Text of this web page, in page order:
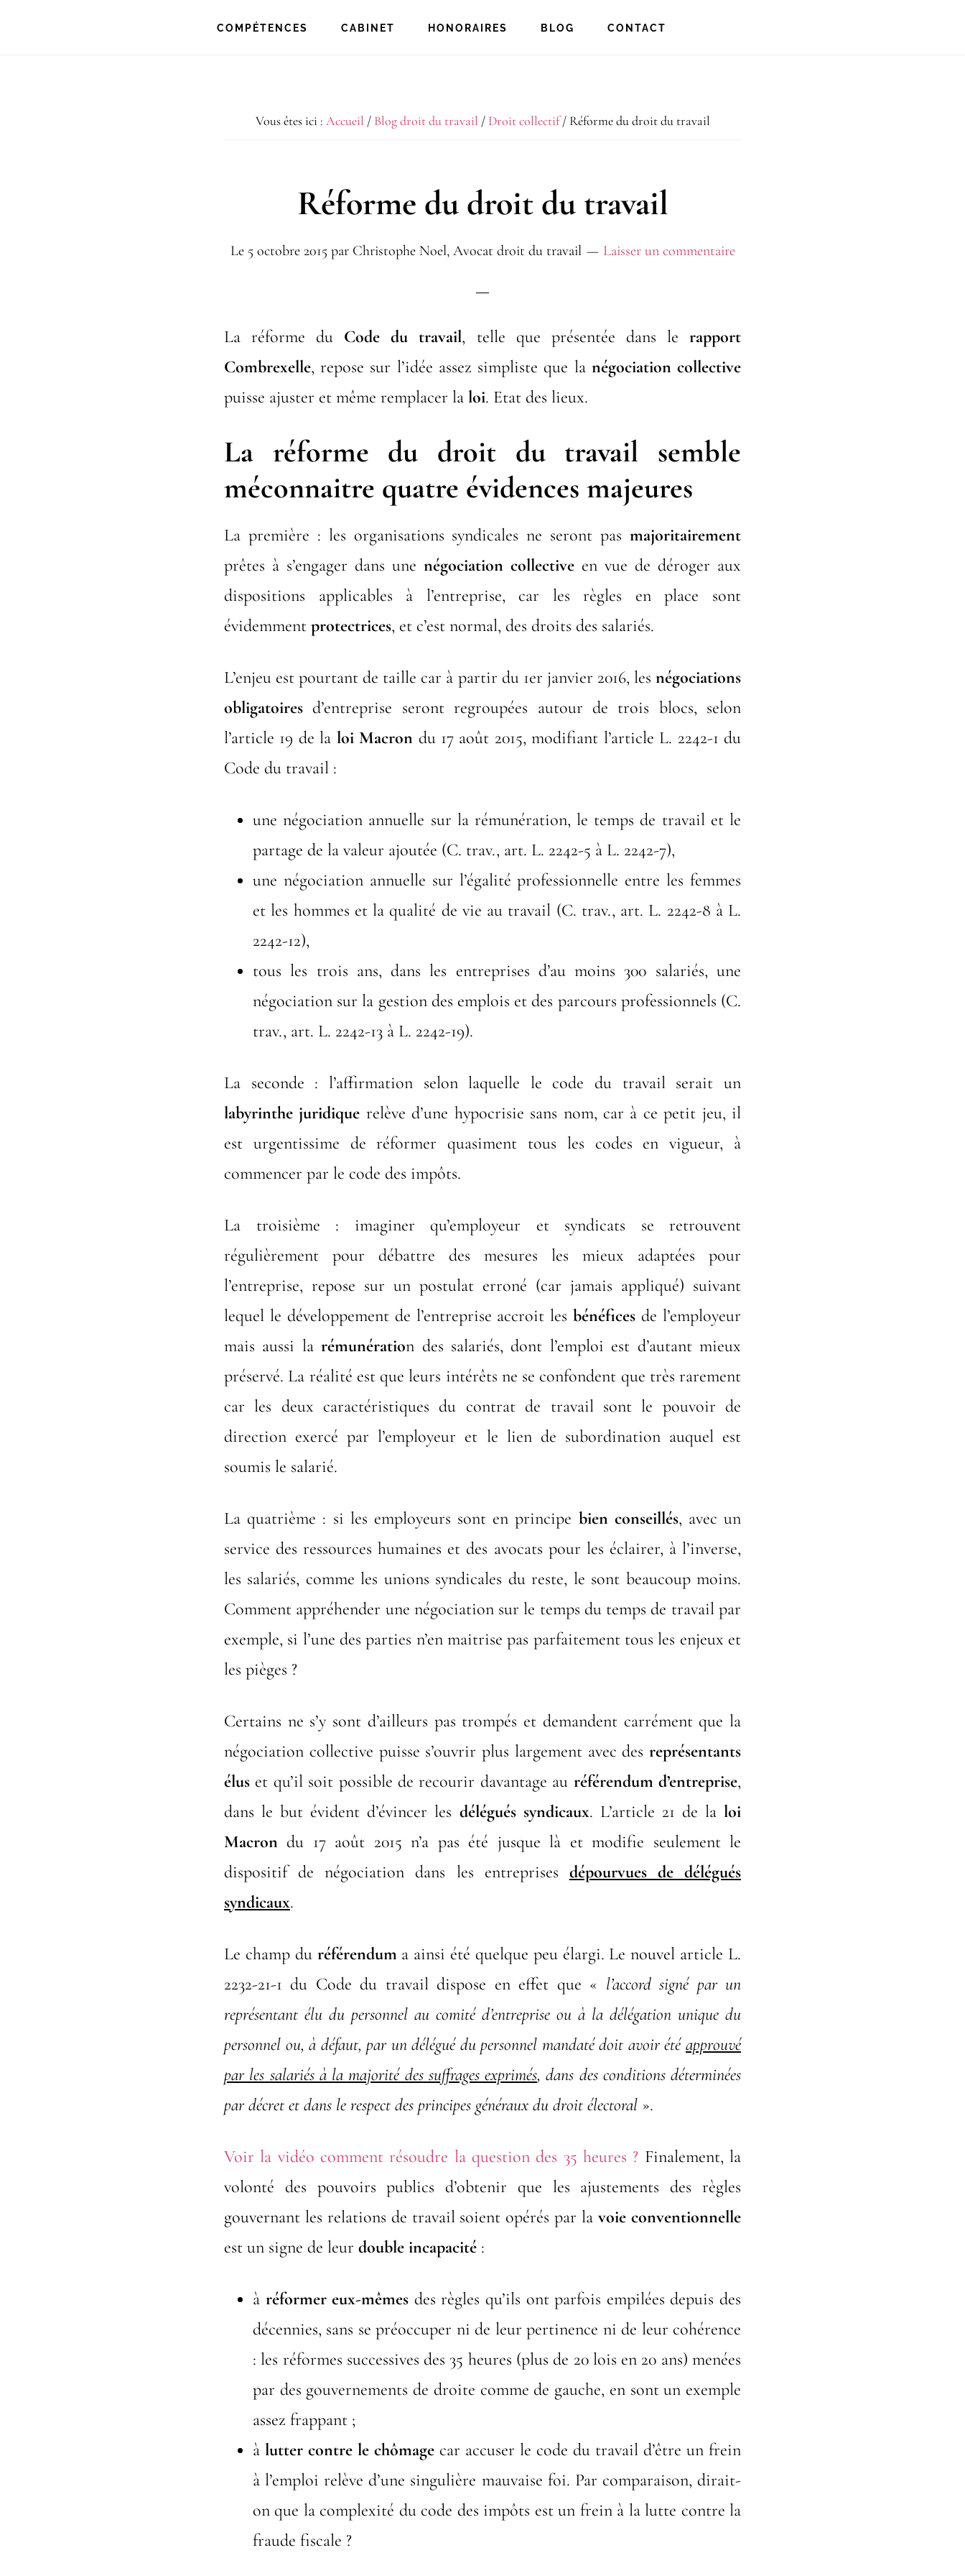
COMPÉTENCES CABINET HONORAIRES BLOG CONTACT
Vous êtes ici : Accueil / Blog droit du travail / Droit collectif /Réforme du droit du travail
Réforme du droit du travail
Le 5 octobre 2015 par Christophe Noel, Avocat droit du travail Laisser un commentaire
La réforme du Code du travail, telle que présentée dans lerapport
Combrexelle, repose sur l’idée assez simpliste que la négociation collective
puisse ajuster et même remplacer la loi. Etat des lieux.
La réforme du droit du travail semble
méconnaitre quatre évidences majeures
La première : les organisations syndicales ne seront pas majoritairement
prêtes à s’engager dans une négociation collective en vue de déroger aux
dispositions applicables à l’entreprise, car les règles en place sont
évidemment protectrices, et c’est normal, des droits des salariés.
L’enjeu est pourtant de taille car à partir du 1er janvier 2016, les négociations
obligatoires d’entreprise seront regroupées autour de trois blocs, selon
l’article 19 de la loi Macron du 17 août 2015, modifiant l’article L. 2242-1 du
Code du travail :
une négociation annuelle sur la rémunération, le temps de travail et le
partage de la valeur ajoutée (C. trav., art. L. 2242-5 à L. 2242-7),
une négociation annuelle sur l’égalité professionnelle entre les femmes
et les hommes et la qualité de vie au travail (C. trav., art. L. 2242-8 à L.
2242-12),
tous les trois ans, dans les entreprises d’au moins 300 salariés, une
négociation sur la gestion des emplois et des parcours professionnels (C.
trav., art. L. 2242-13 à L. 2242-19).
La seconde : l’affirmation selon laquelle le code du travail serait un
labyrinthe juridique relève d’une hypocrisie sans nom, car à ce petit jeu, il
est urgentissime de réformer quasiment tous les codes en vigueur, à
commencer par le code des impôts.
La troisième : imaginer qu’employeur et syndicats se retrouvent
régulièrement pour débattre des mesures les mieux adaptées pour
l’entreprise, repose sur un postulat erroné (car jamais appliqué) suivant
lequel le développement de l’entreprise accroit lesbénéfices de l’employeur
mais aussi larémunération des salariés, dont l’emploi est d’autant mieux
préservé. La réalité est que leurs intérêts ne se confondent que très rarement
car les deux caractéristiques du contrat de travail sont le pouvoir de
direction exercé par l’employeur et le lien de subordination auquel est
soumis le salarié.
La quatrième : si les employeurs sont en principe bien conseillés, avec un
service des ressources humaines et des avocats pour les éclairer, à l’inverse,
les salariés, comme les unions syndicales du reste, le sont beaucoup moins.
Comment appréhender une négociation sur le temps du temps de travail par
exemple, si l’une des parties n’en maitrise pas parfaitement tous les enjeux et
les pièges ?
Certains ne s’y sont d’ailleurs pas trompés et demandent carrément que la
négociation collective puisse s’ouvrir plus largement avec des représentants
élus et qu’il soit possible de recourir davantage au référendum d’entreprise,
dans le but évident d’évincer les délégués syndicaux. L’article 21 de laloi
Macron du 17 août 2015 n’a pas été jusque là et modifie seulement le
dispositif de négociation dans les entreprises dépourvues de délégués
syndicaux.
Le champ du référendum a ainsi été quelque peu élargi. Le nouvel article L.
2232-21-1 du Code du travail dispose en effet que « l’accord signé par un
représentant élu du personnel au comité d’entreprise ou à la délégation unique du
personnel ou, à défaut, par un délégué du personnel mandaté doit avoir été approuvé
par les salariés à la majorité des suffrages exprimés, dans des conditions déterminées
par décret et dans le respect des principes généraux du droit électoral ».
Voir la vidéo comment résoudre la question des 35 heures ? Finalement, la
volonté des pouvoirs publics d’obtenir que les ajustements des règles
gouvernant les relations de travail soient opérés par lavoie conventionnelle
est un signe de leur double incapacité :
à réformer eux-mêmes des règles qu’ils ont parfois empilées depuis des
décennies, sans se préoccuper ni de leur pertinence ni de leur cohérence
: les réformes successives des 35 heures (plus de 20 lois en 20 ans) menées
par des gouvernements de droite comme de gauche, en sont un exemple
assez frappant ;
à lutter contre le chômage car accuser le code du travail d’être un frein
à l’emploi relève d’une singulière mauvaise foi. Par comparaison, dirait-
on que la complexité du code des impôts est un frein à la lutte contre la
fraude fiscale ?